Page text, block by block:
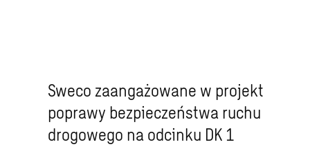
Sweco zaangażowane w projekt
poprawy bezpieczeństwa ruchu
drogowego na odcinku DK 1